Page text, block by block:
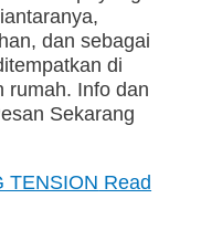
dan sebagai
di
rumah. Info dan
Sekarang
TENSION Read